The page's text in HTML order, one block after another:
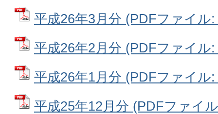
平成26年3月分 (PDFファイル
平成26年2月分 (PDFファイル
平成26年1月分 (PDFファイル
平成25年12月分 (PDFファイ